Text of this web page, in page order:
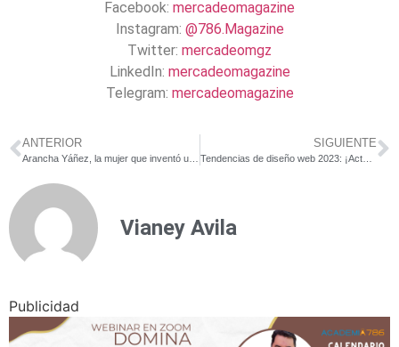
Facebook: mercadeomagazine
Instagram: @786.Magazine
Twitter: mercadeomgz
LinkedIn: mercadeomagazine
Telegram: mercadeomagazine
ANTERIOR SIGUIENTE
Tendencias de diseño web 2023: ¡Actualiza tu página con nosotros!
Vianey Avila
Publicidad